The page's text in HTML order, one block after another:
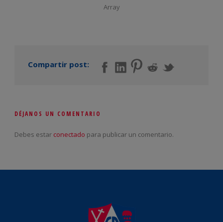
Array
Compartir post:
DÉJANOS UN COMENTARIO
Debes estar conectado para publicar un comentario.